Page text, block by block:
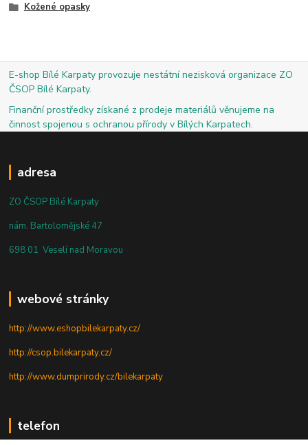
Kožené opasky
E-shop Bílé Karpaty provozuje nestátní nezisková organizace ZO
ČSOP Bílé Karpaty.
Finanční prostředky získané z prodeje materiálů věnujeme na
činnost spojenou s ochranou přírody v Bílých Karpatech.
adresa
ZO ČSOP Bílé Karpaty
nám. Bartolomějské 47
698 01 Veselí nad Moravou
webové stránky
http://www.eshopbilekarpaty.cz/
http://csop.bilekarpaty.cz/
http://www.dumprirody.cz/bilekarpaty
telefon